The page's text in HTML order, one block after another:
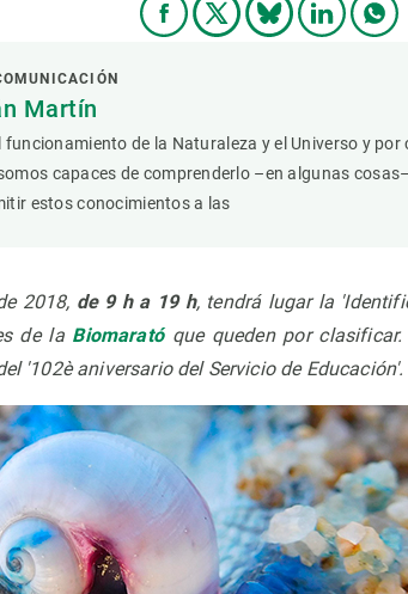
Martín
funcionamiento de la Naturaleza y el Universo y por
capaces de comprenderlo –en algunas
estos conocimientos a las
2018, de 9 h a 19 h, tendrá lugar la
de la Biomaratóque queden por
'102è aniversario del Servicio de Educación'.